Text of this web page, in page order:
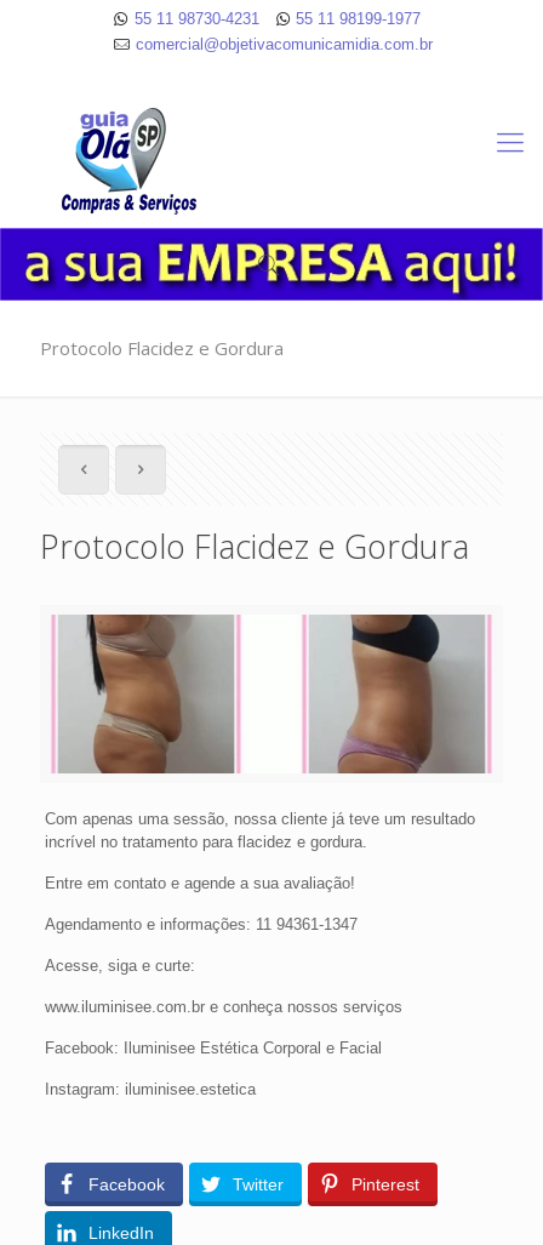
55 11 98730-4231
55 11 98199-1977
comercial@objetivacomunicamidia.com.br
Protocolo Flacidez e Gordura
Protocolo Flacidez e Gordura
Com apenas uma sessão, nossa cliente já teve um resultado
incrível no tratamento para flacidez e gordura.
Entre em contato e agende a sua avaliação!
Agendamento e informações: 11 94361-1347
Acesse, siga e curte:
www.iluminisee.com.br e conheça nossos serviços
Facebook: Iluminisee Estética Corporal e Facial
Instagram: iluminisee.estetica
Facebook Twitter Pinterest
LinkedIn